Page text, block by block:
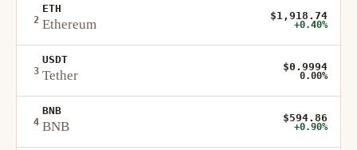
2
ETH
Ethereum
$1,918.74
+0.40%
3
USDT
Tether
$0.9994
0.00%
4
BNB
BNB
$594.86
+0.90%